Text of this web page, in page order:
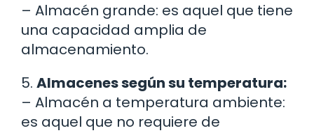
– Almacén grande: es aquel que tiene
una capacidad amplia de
almacenamiento.
5. Almacenes según su temperatura:
– Almacén a temperatura ambiente:
es aquel que no requiere de